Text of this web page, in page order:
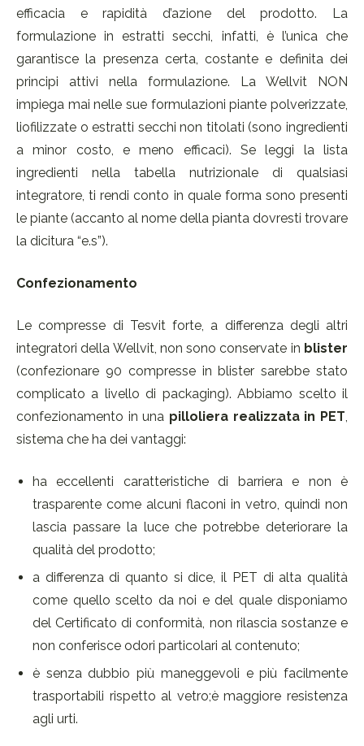
efficacia e rapidità d’azione del prodotto. La
formulazione in estratti secchi, infatti, è l’unica che
garantisce la presenza certa, costante e definita dei
principi attivi nella formulazione. La Wellvit NON
impiega mai nelle sue formulazioni piante polverizzate,
liofilizzate o estratti secchi non titolati (sono ingredienti
a minor costo, e meno efficaci). Se leggi la lista
ingredienti nella tabella nutrizionale di qualsiasi
integratore, ti rendi conto in quale forma sono presenti
le piante (accanto al nome della pianta dovresti trovare
la dicitura “e.s”).
Confezionamento
Le compresse di Tesvit forte, a differenza degli altri
integratori della Wellvit, non sono conservate in blister
(confezionare 90 compresse in blister sarebbe stato
complicato a livello di packaging). Abbiamo scelto il
confezionamento in una pilloliera realizzata in PET,
sistema che ha dei vantaggi:
ha eccellenti caratteristiche di barriera e non è
trasparente come alcuni flaconi in vetro, quindi non
lascia passare la luce che potrebbe deteriorare la
qualità del prodotto;
a differenza di quanto si dice, il PET di alta qualità
come quello scelto da noi e del quale disponiamo
del Certificato di conformità, non rilascia sostanze e
non conferisce odori particolari al contenuto;
è senza dubbio più maneggevoli e più facilmente
trasportabili rispetto al vetro;è maggiore resistenza
agli urti.